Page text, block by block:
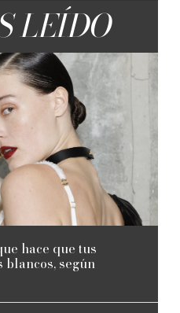
LEÍDO
hace que tus
blancos, según